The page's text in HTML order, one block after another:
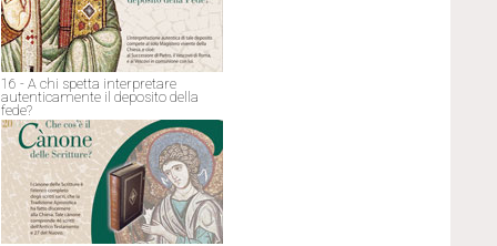
16 - A chi spetta interpretare
autenticamente il deposito della
fede?